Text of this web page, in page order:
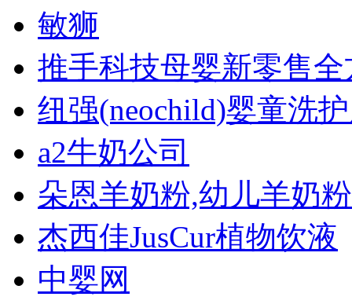
敏狮
推手科技母婴新零售
纽强(neochild)婴童洗
a2牛奶公司
朵恩羊奶粉,幼儿羊奶粉
杰西佳JusCur植物饮液
中婴网